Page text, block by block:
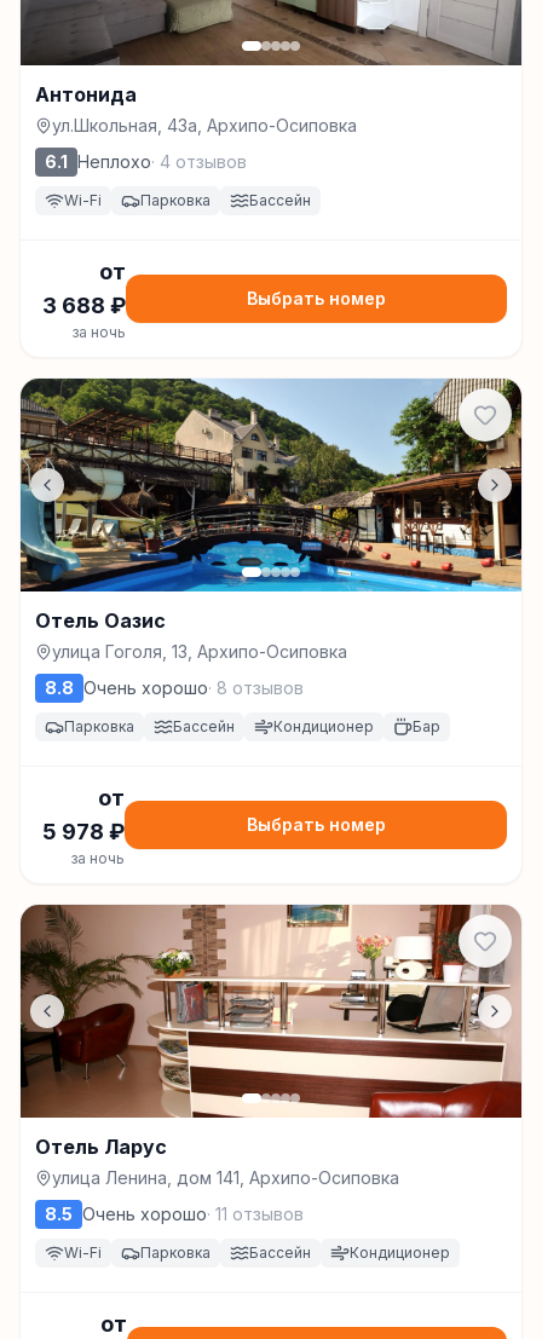
Антонида
ул.Школьная, 43а, Архипо-Осиповка
6.1 Неплохо· 4 отзывов
Wi-Fi Парковка Бассейн
от
3 688 ₽
за ночь
Выбрать номер
Отель Оазис
улица Гоголя, 13, Архипо-Осиповка
8.8 Очень хорошо· 8 отзывов
Парковка Бассейн Кондиционер Бар
от
5 978 ₽
за ночь
Выбрать номер
Отель Ларус
улица Ленина, дом 141, Архипо-Осиповка
8.5 Очень хорошо· 11 отзывов
Wi-Fi Парковка Бассейн Кондиционер
от